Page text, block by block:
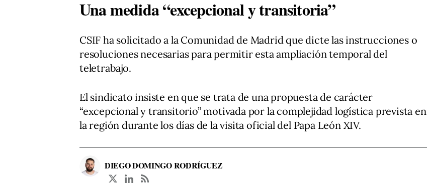
Una medida “excepcional y transitoria”
CSIF ha solicitado a la Comunidad de Madrid que dicte las instrucciones o
resoluciones necesarias para permitir esta ampliación temporal del
teletrabajo.
El sindicato insiste en que se trata de una propuesta de carácter
“excepcional y transitorio” motivada por la complejidad logística prevista en
la región durante los días de la visita oficial del Papa León XIV.
DIEGO DOMINGO RODRÍGUEZ